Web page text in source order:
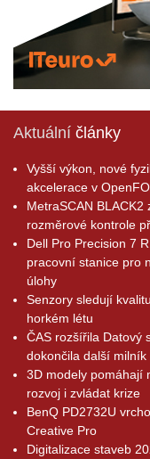
Aktuální články
Vyšší výkon, nové
akcelerace v
MetraSCAN BLACK2
rozměrové kontrole
Dell Pro Precision 7
pracovní stanice pro
úlohy
Senzory sledují
horkém létu
ČAS rozšířila Datový
dokončila další
3D modely pomáhají
rozvoj i zvládat krize
BenQ PD2732U
Creative Pro
Digitalizace staveb